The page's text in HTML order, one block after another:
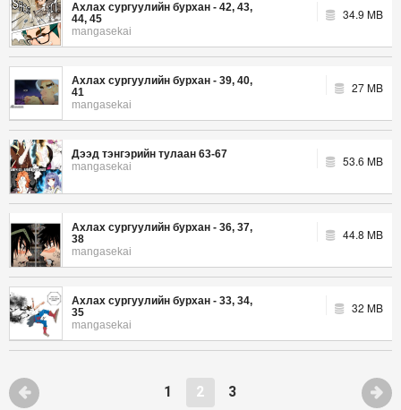
Ахлах сургуулийн бурхан - 42, 43,
44, 45
mangasekai
34.9 MB
Ахлах сургуулийн бурхан - 39, 40,
41
mangasekai
27 MB
Дээд тэнгэрийн тулаан 63-67
mangasekai
53.6 MB
Ахлах сургуулийн бурхан - 36, 37,
38
mangasekai
44.8 MB
Ахлах сургуулийн бурхан - 33, 34,
35
mangasekai
32 MB
1 2 3